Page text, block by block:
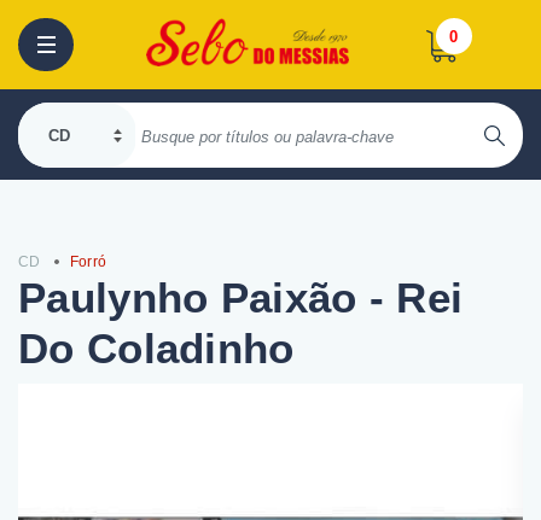
0
CD Forró
Paulynho Paixão - Rei
Do Coladinho